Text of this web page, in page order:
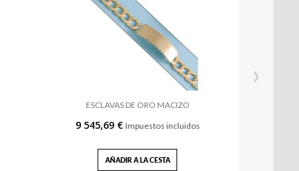
›
ESCLAVAS DE ORO MACIZO
9 545,69 € Impuestos incluidos
AÑADIR A LA CESTA